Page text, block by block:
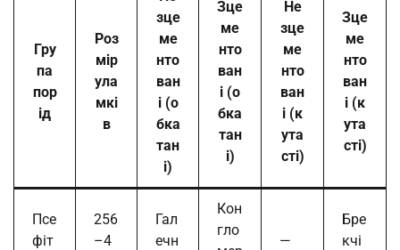
Гру
па
пор
ід
Роз
мір
ула
мкі
в
зце
ме
нто
ван
і (о
бка
тан
і)
Зце
ме
нто
ван
і (о
бка
тан
і)
Не
зце
ме
нто
ван
і (к
ута
сті)
Зце
ме
нто
ван
і (к
ута
сті)
Псе
фіт
256
–4
Гал
ечн
Кон
гло
—
Бре
кчі